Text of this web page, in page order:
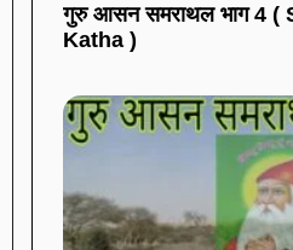
गुरु आसन समराथल भाग 4
Katha )